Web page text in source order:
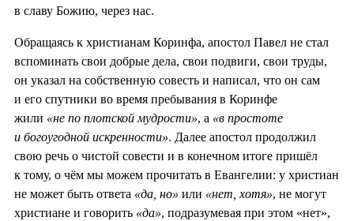
в славу Божию, через нас.
Обращаясь к христианам Коринфа, апостол Павел не стал
вспоминать свои добрые дела, свои подвиги, свои труды,
он указал на собственную совесть и написал, что он сам
и его спутники во время пребывания в Коринфе
жили «не по плотской мудрости», а «в простоте
и богоугодной искренности». Далее апостол продолжил
свою речь о чистой совести и в конечном итоге пришёл
к тому, о чём мы можем прочитать в Евангелии: у христиан
не может быть ответа «да, но» или «нет, хотя», не могут
христиане и говорить «да», подразумевая при этом «нет»,